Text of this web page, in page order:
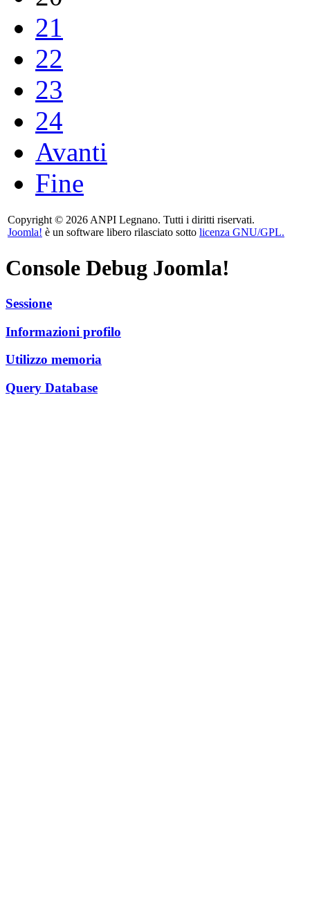
21
22
23
24
Avanti
Fine
Copyright © 2026 ANPI Legnano. Tutti i diritti riservati.
Joomla! è un software libero rilasciato sotto licenza GNU/GPL.
Console Debug Joomla!
Sessione
Informazioni profilo
Utilizzo memoria
Query Database